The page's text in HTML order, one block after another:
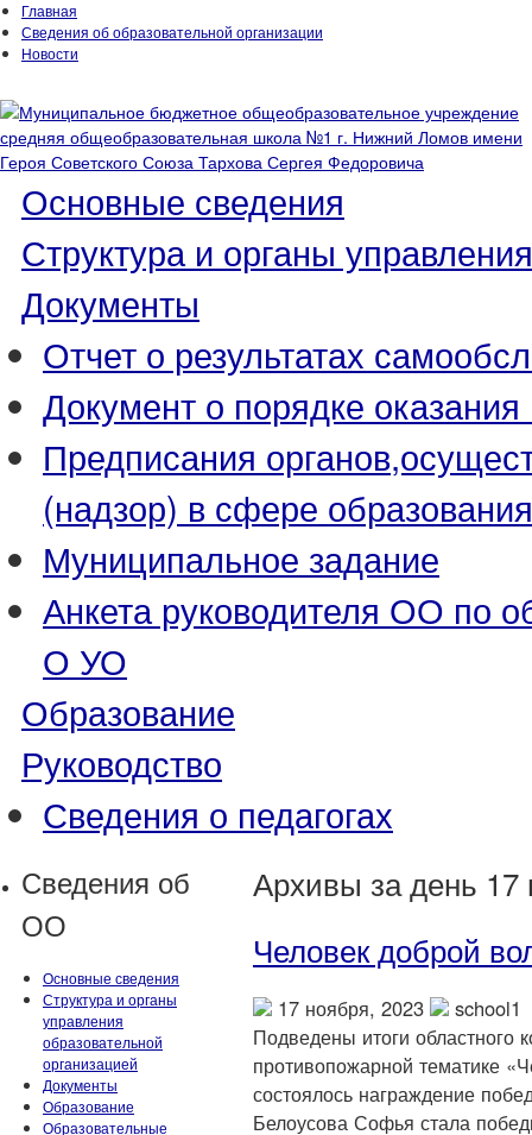
Главная
Сведения об образовательной организации
Новости
Основные сведения
Структура и органы
Документы
Отчет о результатах
Документ о порядке
Предписания
(надзор) в сфере образования
Муниципальное задание
Анкета руководителя ОО
О УО
Образование
Руководство
Сведения о педагогах
Сведения об
ОО
Основные сведения
Структура и органы
управления
образовательной
организацией
Документы
Образование
Образовательные
Архивы за день 17
Человек доброй
17 ноября, 2023
school1
Подведены итоги областного
противопожарной тематике
состоялось награждение
Белоусова Софья стала